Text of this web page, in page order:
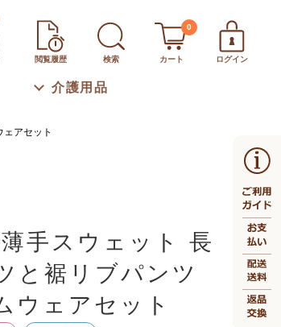
閲覧履歴 検索 カート
0
ログイン
介護用品
アセット
手スウェット 長
と裾リブパンツ
ウェアセット